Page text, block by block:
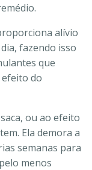
alívio
fazendo isso
que
do
ou ao efeito
Ela demora a
semanas para
menos